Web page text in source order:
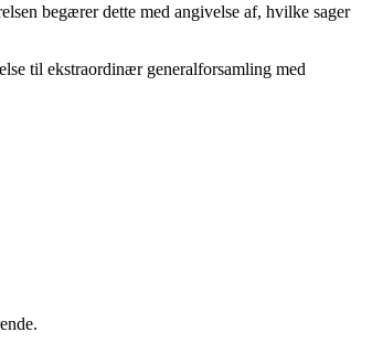
begærer dette med angivelse af, hvilke sager
til ekstraordinær generalforsamling med